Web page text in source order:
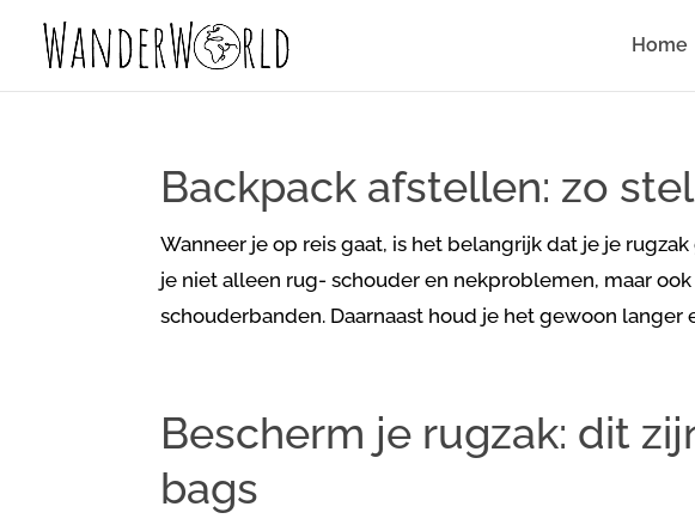
Home
Backpack afstellen: zo
Wanneer je op reis gaat, is het belangrijk dat je je
je niet alleen rug- schouder en nekproblemen, maar
schouderbanden. Daarnaast houd je het gewoon langer
Bescherm je rugzak: dit
bags